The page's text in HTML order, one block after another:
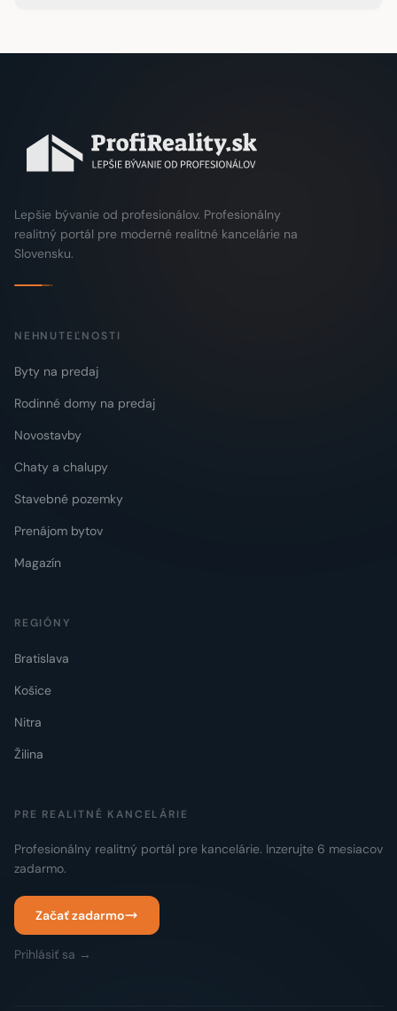
Lepšie bývanie od profesionálov. Profesionálny
realitný portál pre moderné realitné kancelárie na
Slovensku.
NEHNUTEĽNOSTI
Byty na predaj
Rodinné domy na predaj
Novostavby
Chaty a chalupy
Stavebné pozemky
Prenájom bytov
Magazín
REGIÓNY
Bratislava
Košice
Nitra
Žilina
PRE REALITNÉ KANCELÁRIE
Profesionálny realitný portál pre kancelárie. Inzerujte 6 mesiacov
zadarmo.
Začať zadarmo
Prihlásiť sa →